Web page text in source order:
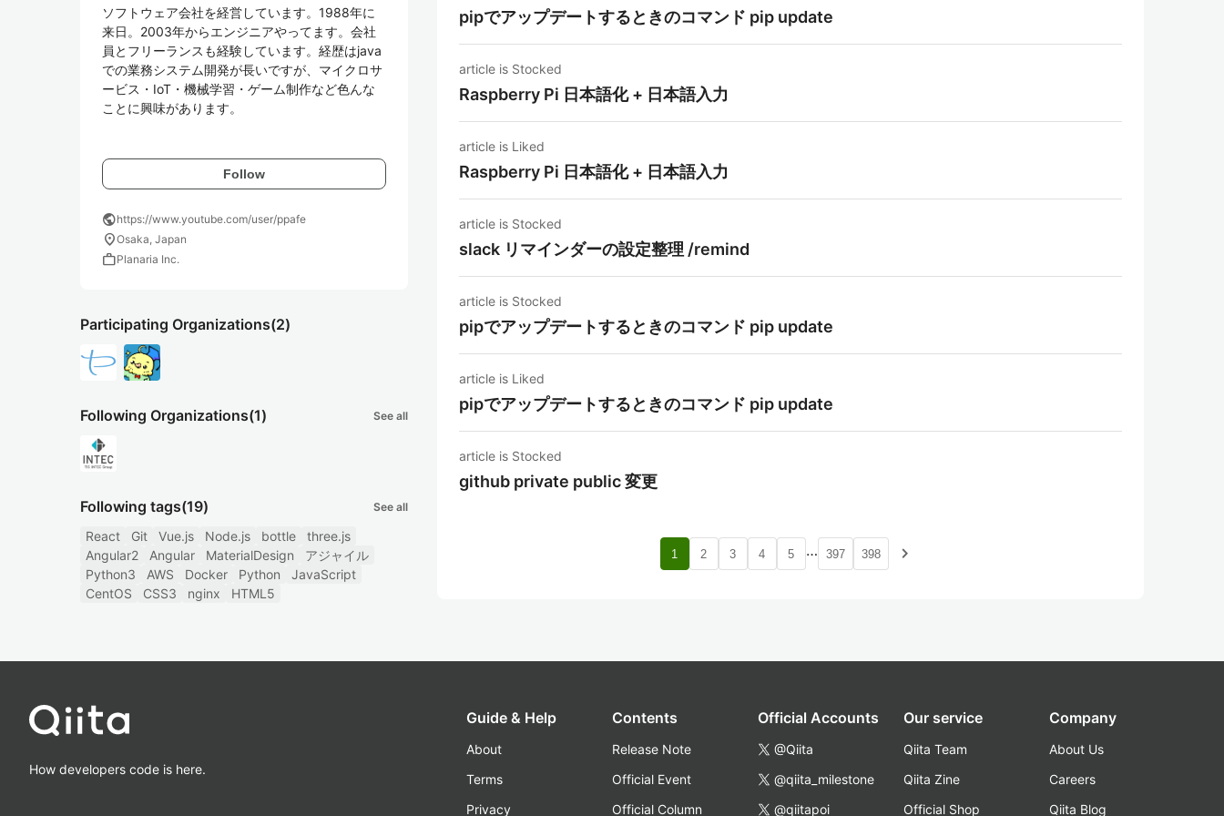
ソフトウェア会社を経営しています。1988年に
来日。2003年からエンジニアやってます。会社
員とフリーランスも経験しています。経歴はjava
での業務システム開発が長いですが、マイクロサ
ービス・IoT・機械学習・ゲーム制作など色んな
ことに興味があります。
Follow
publichttps://www.youtube.com/user/ppafe
location_onOsaka, Japan
workPlanaria Inc.
Participating Organizations(2)
Following Organizations(1) See all
Following tags(19) See all
React Git Vue.js Node.js bottle
three.js
Angular2
Angular MaterialDesign
アジャイル
Python3
AWS Docker Python
JavaScript
CentOS
CSS3 nginx HTML5
pipでアップデートするときのコマンド pip update
article is Stocked
Raspberry Pi 日本語化 + 日本語入力
article is Liked
Raspberry Pi 日本語化 + 日本語入力
article is Stocked
slack リマインダーの設定整理 /remind
article is Stocked
pipでアップデートするときのコマンド pip update
article is Liked
pipでアップデートするときのコマンド pip update
article is Stocked
github private public 変更
1 2 3 4 5 … 397 398 navigate_next
How developers code is here.
Guide & Help
About
Terms
Privacy
Contents
Release Note
Official Event
Official Column
Official Accounts
@Qiita
@qiita_milestone
@qiitapoi
Our service
Qiita Team
Qiita Zine
Official Shop
Company
About Us
Careers
Qiita Blog